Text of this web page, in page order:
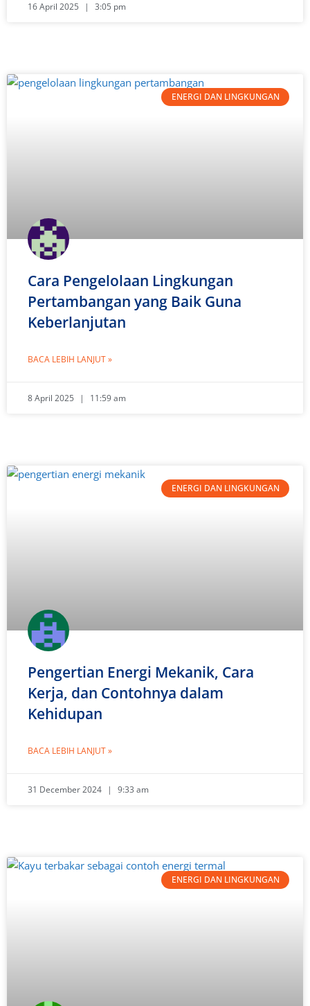
16 April 2025 3:05 pm
ENERGI DAN LINGKUNGAN
Cara Pengelolaan Lingkungan
Pertambangan yang Baik Guna
Keberlanjutan
BACA LEBIH LANJUT »
8 April 2025 11:59 am
ENERGI DAN LINGKUNGAN
Pengertian Energi Mekanik, Cara
Kerja, dan Contohnya dalam
Kehidupan
BACA LEBIH LANJUT »
31 December 2024 9:33 am
ENERGI DAN LINGKUNGAN